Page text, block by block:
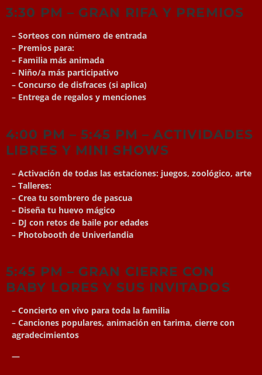
3:30 PM – GRAN RIFA Y PREMIOS
– Sorteos con número de entrada
– Premios para:
– Familia más animada
– Niño/a más participativo
– Concurso de disfraces (si aplica)
– Entrega de regalos y menciones
4:00 PM – 5:45 PM – ACTIVIDADES
LIBRES Y MINI SHOWS
– Activación de todas las estaciones: juegos, zoológico, arte
– Talleres:
– Crea tu sombrero de pascua
– Diseña tu huevo mágico
– DJ con retos de baile por edades
– Photobooth de Univerlandia
5:45 PM – GRAN CIERRE CON
BABY LORES Y SUS INVITADOS
– Concierto en vivo para toda la familia
– Canciones populares, animación en tarima, cierre con
agradecimientos
—